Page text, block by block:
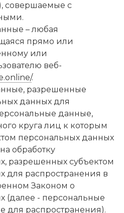
совершаемые с
– любая
прямо или
или
веб-
.
разрешенные
данных для
данные,
круга лиц к которым
персональных данных
обработку
разрешенных субъектом
для распространения в
Законом о
(далее - персональные
для распространения).